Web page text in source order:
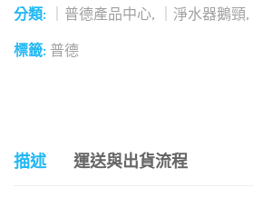
分類: ｜普德產品中心, ｜淨水器鵝頸,
標籤: 普德
描述 運送與出貨流程